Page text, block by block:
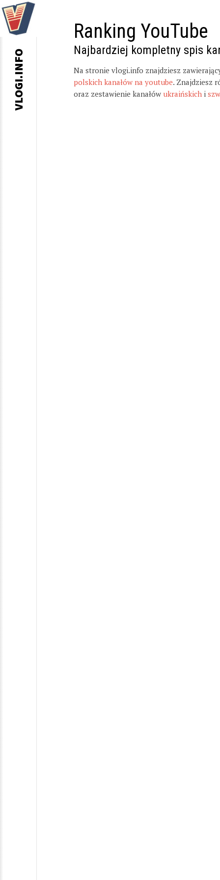
Ranking YouTube
Najbardziej kompletny spis
Na stronie vlogi.info znajdziesz
polskich kanałów na youtube. Znajdziesz
oraz zestawienie kanałów ukraińskich i
VLOGI.INFO